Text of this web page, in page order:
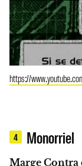
https://
4 Monorriel
Marge